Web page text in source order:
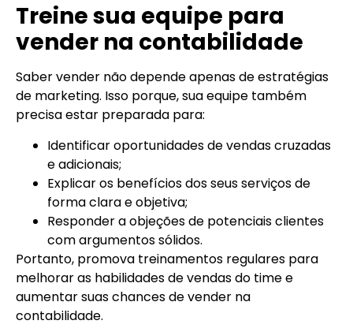
Treine sua equipe para
vender na contabilidade
Saber vender não depende apenas de estratégias
de marketing. Isso porque, sua equipe também
precisa estar preparada para:
Identificar oportunidades de vendas cruzadas
e adicionais;
Explicar os benefícios dos seus serviços de
forma clara e objetiva;
Responder a objeções de potenciais clientes
com argumentos sólidos.
Portanto, promova treinamentos regulares para
melhorar as habilidades de vendas do time e
aumentar suas chances de vender na
contabilidade.